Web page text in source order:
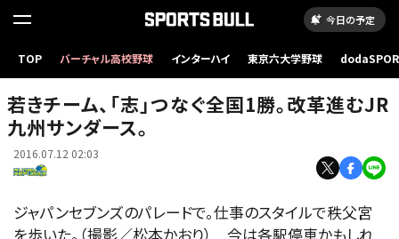
今日の予定
TOP バーチャル高校野球 インターハイ 東京六大学野球
若きチーム、「志」つなぐ全国1勝。改革進むJR
九州サンダース。
2016.07.12 02:03
ジャパンセブンズのパレードで。仕事のスタイルで秩父宮
を歩いた。（撮影／松本かおり） 今は各駅停車かもしれ